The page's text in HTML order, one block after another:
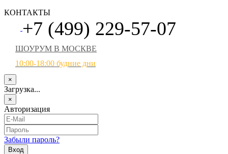
КОНТАКТЫ
+7 (499) 229-57-07
ШОУРУМ В МОСКВЕ
10:00-18:00 будние дни
×
Загрузка...
×
Авторизация
Забыли пароль?